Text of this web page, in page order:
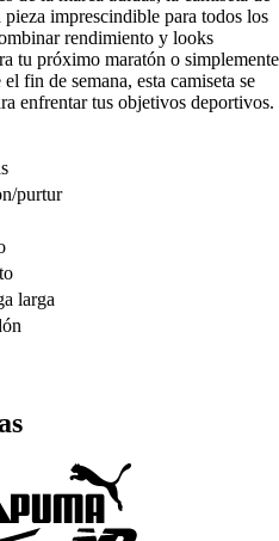
imprescindible para todos los
rendimiento y looks
tu próximo maratón o simplemente
fin de semana, esta camiseta se
enfrentar tus objetivos deportivos.
purtur
larga